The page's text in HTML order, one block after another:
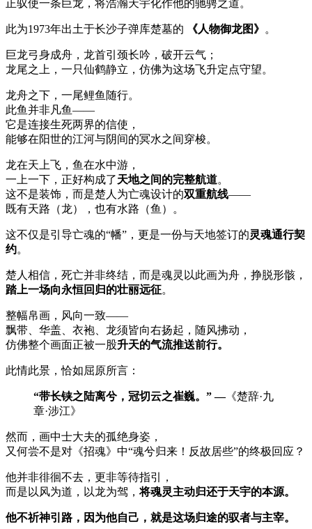
正驭使一条巨龙，将浩瀚天宇化作他的驰骋之道。
此为1973年出土于长沙子弹库楚墓的 《人物御龙图》 。
巨龙弓身成舟，龙首引颈长吟，破开云气；
龙尾之上，一只仙鹤静立，仿佛为这场飞升定点守望。
龙舟之下，一尾鲤鱼随行。
此鱼并非凡鱼——
它是连接生死两界的信使，
能够在阳世的江河与阴间的冥水之间穿梭。
龙在天上飞，鱼在水中游，
一上一下，正好构成了天地之间的完整航道。
这不是装饰，而是楚人为亡魂设计的双重航线——
既有天路（龙），也有水路（鱼）。
这不仅是引导亡魂的“幡”，更是一份与天地签订的灵魂通行契
约。
楚人相信，死亡并非终结，而是魂灵以此画为舟，挣脱形骸，
踏上一场向永恒回归的壮丽远征。
整幅帛画，风向一致——
飘带、华盖、衣袍、龙须皆向右扬起，随风拂动，
仿佛整个画面正被一股升天的气流推送前行。
此情此景，恰如屈原所言：
“带长铗之陆离兮，冠切云之崔巍。” —《楚辞·九
章·涉江》
然而，画中士大夫的孤绝身姿，
又何尝不是对《招魂》中“魂兮归来！反故居些”的终极回应？
他并非徘徊不去，更非等待指引，
而是以风为道，以龙为驾，将魂灵主动归还于天宇的本源。
他不祈神引路，因为他自己，就是这场归途的驭者与主宰。